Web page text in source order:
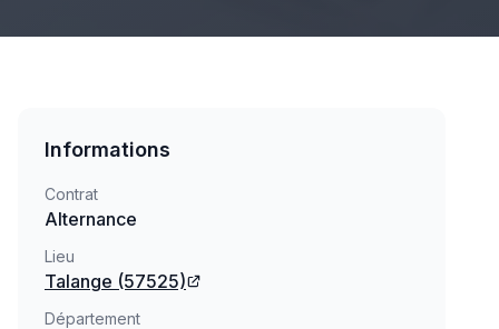
Informations
Contrat
Alternance
Lieu
Talange (57525)
Département